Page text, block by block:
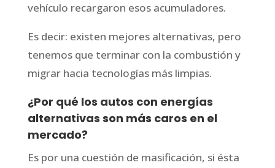
vehículo recargaron esos acumuladores.
Es decir: existen mejores alternativas, pero
tenemos que terminar con la combustión y
migrar hacia tecnologías más limpias.
¿Por qué los autos con energías
alternativas son más caros en el
mercado?
Es por una cuestión de masificación, si ésta